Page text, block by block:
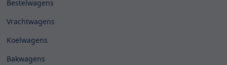
Bestelwagens
Vrachtwagens
Koelwagens
Bakwagens